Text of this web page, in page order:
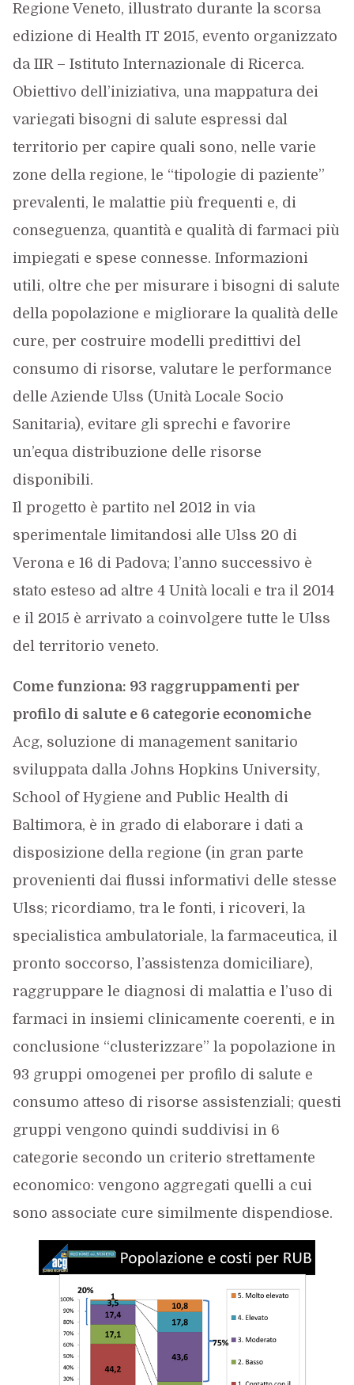
Regione Veneto, illustrato durante la scorsa
edizione di Health IT 2015, evento organizzato
da IIR – Istituto Internazionale di Ricerca.
Obiettivo dell’iniziativa, una mappatura dei
variegati bisogni di salute espressi dal
territorio per capire quali sono, nelle varie
zone della regione, le “tipologie di paziente”
prevalenti, le malattie più frequenti e, di
conseguenza, quantità e qualità di farmaci più
impiegati e spese connesse. Informazioni
utili, oltre che per misurare i bisogni di salute
della popolazione e migliorare la qualità delle
cure, per costruire modelli predittivi del
consumo di risorse, valutare le performance
delle Aziende Ulss (Unità Locale Socio
Sanitaria), evitare gli sprechi e favorire
un’equa distribuzione delle risorse
disponibili.
Il progetto è partito nel 2012 in via
sperimentale limitandosi alle Ulss 20 di
Verona e 16 di Padova; l’anno successivo è
stato esteso ad altre 4 Unità locali e tra il 2014
e il 2015 è arrivato a coinvolgere tutte le Ulss
del territorio veneto.
Come funziona: 93 raggruppamenti per
profilo di salute e 6 categorie economiche
Acg, soluzione di management sanitario
sviluppata dalla Johns Hopkins University,
School of Hygiene and Public Health di
Baltimora, è in grado di elaborare i dati a
disposizione della regione (in gran parte
provenienti dai flussi informativi delle stesse
Ulss; ricordiamo, tra le fonti, i ricoveri, la
specialistica ambulatoriale, la farmaceutica, il
pronto soccorso, l’assistenza domiciliare),
raggruppare le diagnosi di malattia e l’uso di
farmaci in insiemi clinicamente coerenti, e in
conclusione “clusterizzare” la popolazione in
93 gruppi omogenei per profilo di salute e
consumo atteso di risorse assistenziali; questi
gruppi vengono quindi suddivisi in 6
categorie secondo un criterio strettamente
economico: vengono aggregati quelli a cui
sono associate cure similmente dispendiose.